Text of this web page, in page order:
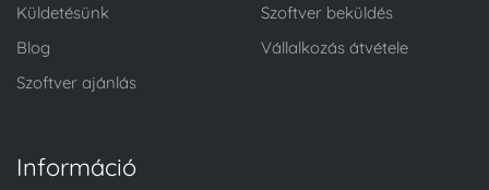
Küldetésünk
Blog
Szoftver ajánlás
Szoftver beküldés
Vállalkozás átvétele
Információ